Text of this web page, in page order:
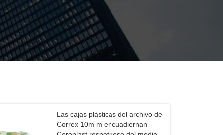
Las cajas plásticas del archivo de
Correx 10m m encuadiernan